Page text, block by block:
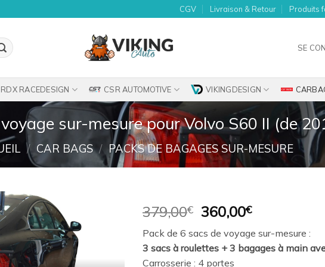
CGV Livraison & Retour Produits
SE
RDX RACEDESIGN CSR AUTOMOTIVE VIKINGDESIGN
sur-mesure pour Volvo S60 II (de
/ CAR BAGS / PACKS DE BAGAGES SUR-MESURE
379,00€ Le
prix
initial
était :
360,00€Le
actuel
est :
Pack de 6 sacs de voyage sur-mesure :
3 sacs à roulettes + 3 bagages à main
Carrosserie : 4 portes